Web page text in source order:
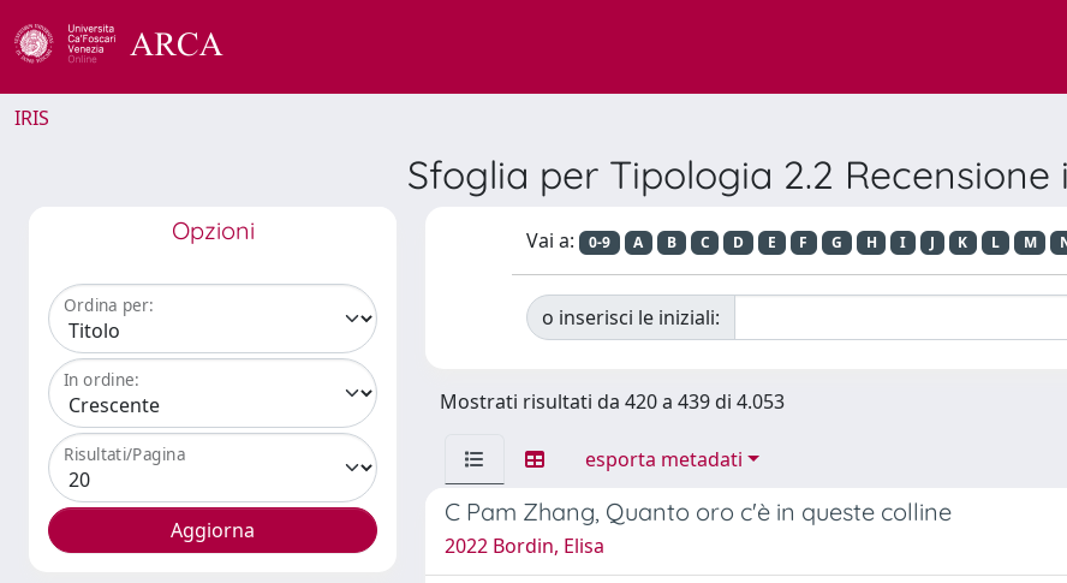
IRIS
Sfoglia per Tipologia 2.2 Recensione
Opzioni
Ordina per:
In ordine:
Risultati/Pagina
Vai a: 0-9 A B C D E F G H I J K L M
o inserisci le iniziali:
Mostrati risultati da 420 a 439 di 4.053
esporta metadati
C Pam Zhang, Quanto oro c'è in queste colline
2022 Bordin, Elisa